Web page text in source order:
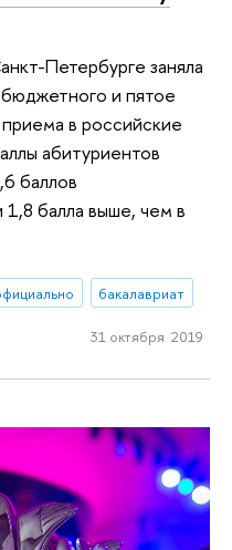
Петербурге заняла
и пятое
в российские
абитуриентов
баллов
1,8 балла выше, чем в
бакалавриат
31 октября 2019